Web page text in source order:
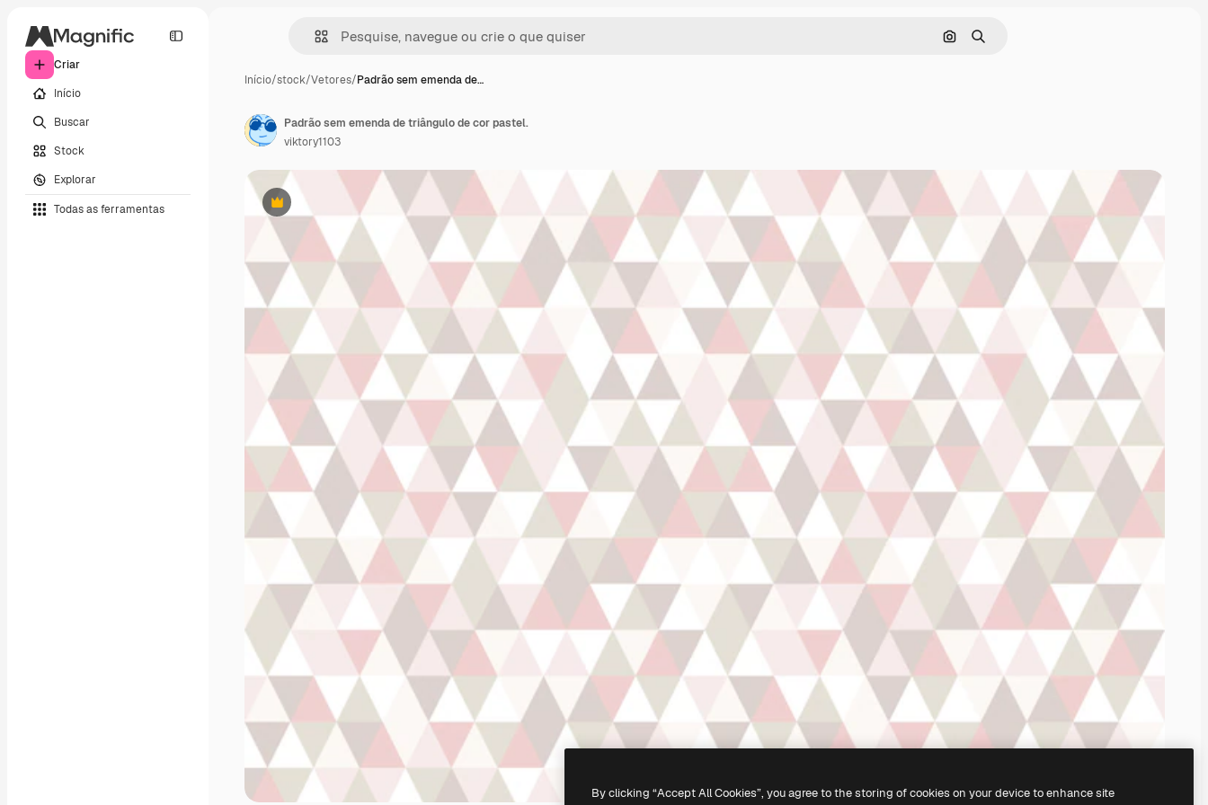
Criar
Início
Buscar
Stock
Explorar
Todas as ferramentas
Pesquisar por imagem
Buscar
Início/stock/Vetores/Padrão sem emenda de…
Premium
Padrão sem emenda de triângulo de cor pastel.
viktory1103
By clicking “Accept All Cookies”, you agree to the storing of cookies on your device to enhance site